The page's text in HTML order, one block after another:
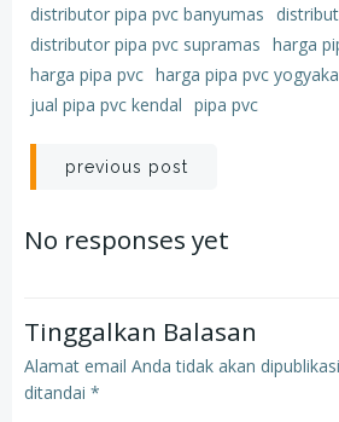
distributor pipa pvc banyumas
distributor pipa pvc supramas harga
harga pipa pvc harga pipa pvc
jual pipa pvc kendal pipa pvc
Post
navigation
previous post
No responses yet
Tinggalkan Balasan
Alamat email Anda tidak akan
ditandai *